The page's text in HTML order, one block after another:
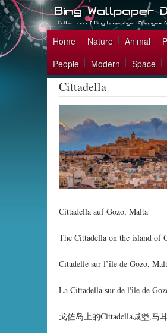
Home Nature Animal
People
Modern Space
Cittadella
Cittadella auf Gozo, Malta
The Cittadella on the island of
Citadelle sur l’île de Gozo,
La Cittadella sur de l'île de
戈佐岛上的Cittadella城堡,马